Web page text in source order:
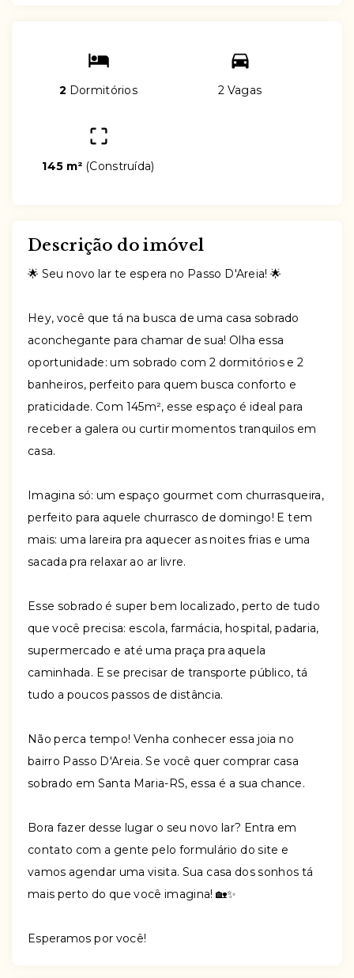
2 Dormitórios 2 Vagas
145 m² (Construída)
Descrição do imóvel
🌟 Seu novo lar te espera no Passo D'Areia! 🌟
Hey, você que tá na busca de uma casa sobrado
aconchegante para chamar de sua! Olha essa
oportunidade: um sobrado com 2 dormitórios e 2
banheiros, perfeito para quem busca conforto e
praticidade. Com 145m², esse espaço é ideal para
receber a galera ou curtir momentos tranquilos em
casa.
Imagina só: um espaço gourmet com churrasqueira,
perfeito para aquele churrasco de domingo! E tem
mais: uma lareira pra aquecer as noites frias e uma
sacada pra relaxar ao ar livre.
Esse sobrado é super bem localizado, perto de tudo
que você precisa: escola, farmácia, hospital, padaria,
supermercado e até uma praça pra aquela
caminhada. E se precisar de transporte público, tá
tudo a poucos passos de distância.
Não perca tempo! Venha conhecer essa joia no
bairro Passo D'Areia. Se você quer comprar casa
sobrado em Santa Maria-RS, essa é a sua chance.
Bora fazer desse lugar o seu novo lar? Entra em
contato com a gente pelo formulário do site e
vamos agendar uma visita. Sua casa dos sonhos tá
mais perto do que você imagina! 🏡✨
Esperamos por você!